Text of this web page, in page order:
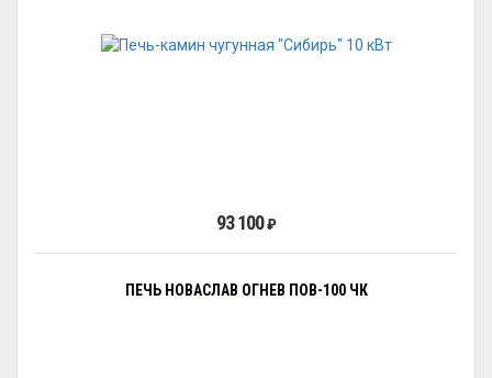
93 100₽
ПЕЧЬ НОВАСЛАВ ОГНЕВ ПОВ-100 ЧК